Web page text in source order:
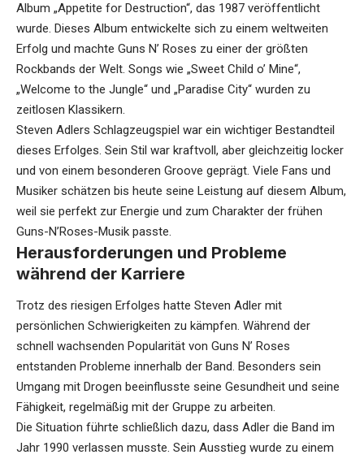
Album „Appetite for Destruction“, das 1987 veröffentlicht
wurde. Dieses Album entwickelte sich zu einem weltweiten
Erfolg und machte Guns N’ Roses zu einer der größten
Rockbands der Welt. Songs wie „Sweet Child o’ Mine“,
„Welcome to the Jungle“ und „Paradise City“ wurden zu
zeitlosen Klassikern.
Steven Adlers Schlagzeugspiel war ein wichtiger Bestandteil
dieses Erfolges. Sein Stil war kraftvoll, aber gleichzeitig locker
und von einem besonderen Groove geprägt. Viele Fans und
Musiker schätzen bis heute seine Leistung auf diesem Album,
weil sie perfekt zur Energie und zum Charakter der frühen
Guns-N’Roses-Musik passte.
Herausforderungen und Probleme
während der Karriere
Trotz des riesigen Erfolges hatte Steven Adler mit
persönlichen Schwierigkeiten zu kämpfen. Während der
schnell wachsenden Popularität von Guns N’ Roses
entstanden Probleme innerhalb der Band. Besonders sein
Umgang mit Drogen beeinflusste seine Gesundheit und seine
Fähigkeit, regelmäßig mit der Gruppe zu arbeiten.
Die Situation führte schließlich dazu, dass Adler die Band im
Jahr 1990 verlassen musste. Sein Ausstieg wurde zu einem